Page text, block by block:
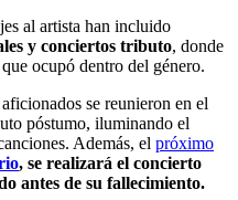
al artista han incluido
y conciertos tributo, donde
ocupó dentro del género.
se reunieron en el
póstumo, iluminando el
Además, el próximo
, se realizará el concierto
antes de su fallecimiento.